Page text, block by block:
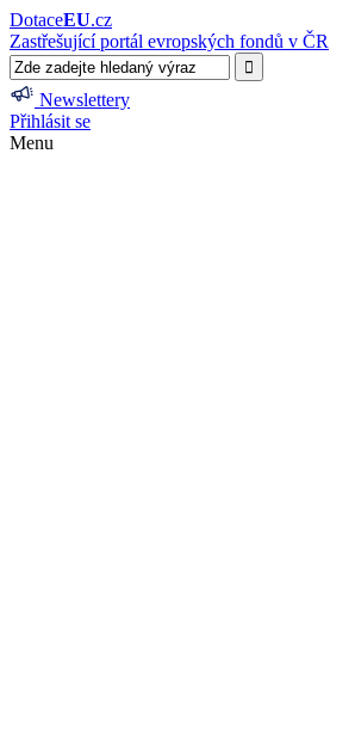
DotaceEU.cz
Zastřešující portál evropských fondů v ČR
Newslettery
Přihlásit se
Menu